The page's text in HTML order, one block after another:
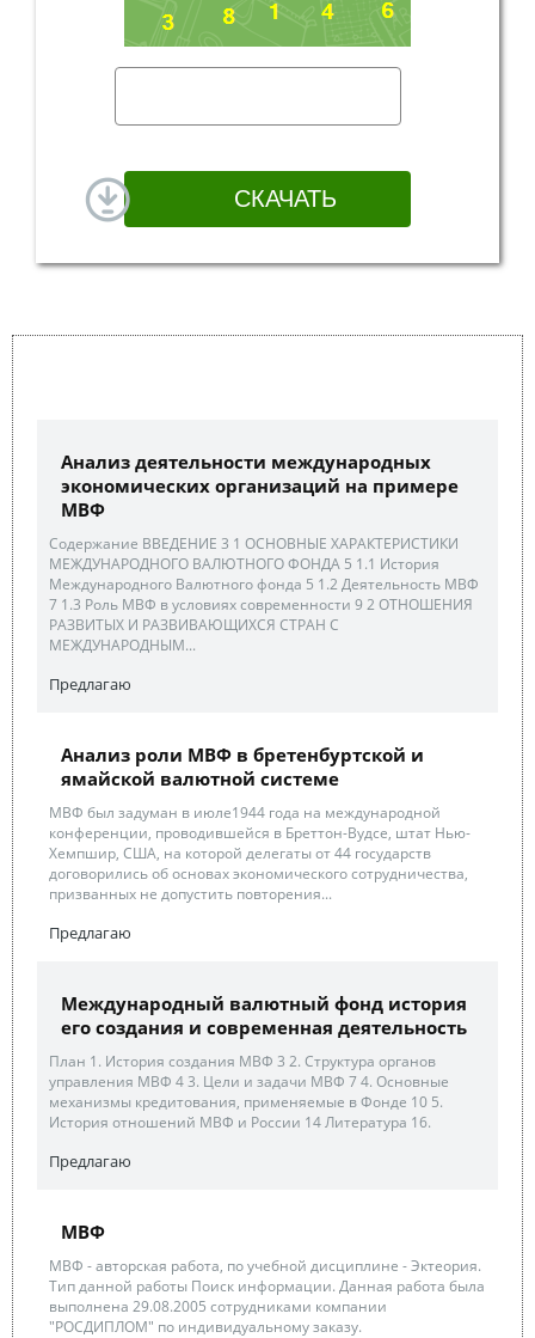
Анализ деятельности международных
экономических организаций на примере
МВФ
Содержание ВВЕДЕНИЕ 3 1 ОСНОВНЫЕ ХАРАКТЕРИСТИКИ
МЕЖДУНАРОДНОГО ВАЛЮТНОГО ФОНДА 5 1.1 История
Международного Валютного фонда 5 1.2 Деятельность МВФ
7 1.3 Роль МВФ в условиях современности 9 2 ОТНОШЕНИЯ
РАЗВИТЫХ И РАЗВИВАЮЩИХСЯ СТРАН С
МЕЖДУНАРОДНЫМ...
Предлагаю
Анализ роли МВФ в бретенбуртской и
ямайской валютной системе
МВФ был задуман в июле1944 года на международной
конференции, проводившейся в Бреттон-Вудсе, штат Нью-
Хемпшир, США, на которой делегаты от 44 государств
договорились об основах экономического сотрудничества,
призванных не допустить повторения...
Предлагаю
Международный валютный фонд история
его создания и современная деятельность
План 1. История создания МВФ 3 2. Структура органов
управления МВФ 4 3. Цели и задачи МВФ 7 4. Основные
механизмы кредитования, применяемые в Фонде 10 5.
История отношений МВФ и России 14 Литература 16.
Предлагаю
МВФ
МВФ - авторская работа, по учебной дисциплине - Эктеория.
Тип данной работы Поиск информации. Данная работа была
выполнена 29.08.2005 сотрудниками компании
"РОСДИПЛОМ" по индивидуальному заказу.